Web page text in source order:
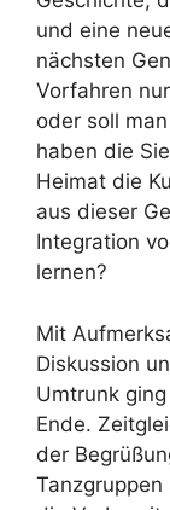
und eine
nächsten
Vorfahren
oder soll
haben die
Heimat die
aus dieser
Integration
lernen?
Mit
Diskussion
Umtrunk
Ende.
der